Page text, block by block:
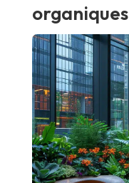
organiques